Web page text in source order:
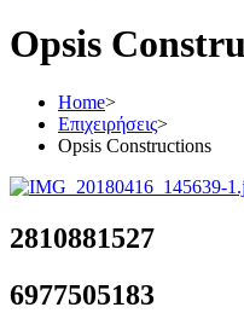
Opsis
Home>
Επιχειρήσεις>
Opsis Constructions
2810881527
6977505183